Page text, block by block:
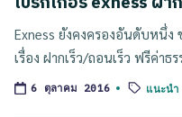
Exness ยังคงครองอันดับหนึ่ง
เรื่อง ฝากเร็ว/ถอนเร็ว ฟรีค่าธร
6 ตุลาคม 2016
Tags: แนะนำ